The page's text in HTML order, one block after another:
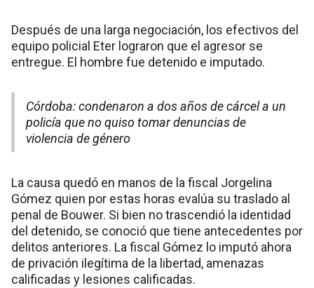
Después de una larga negociación, los efectivos del
equipo policial Eter lograron que el agresor se
entregue. El hombre fue detenido e imputado.
Córdoba: condenaron a dos años de cárcel a un
policía que no quiso tomar denuncias de
violencia de género
La causa quedó en manos de la fiscal Jorgelina
Gómez quien por estas horas evalúa su traslado al
penal de Bouwer. Si bien no trascendió la identidad
del detenido, se conoció que tiene antecedentes por
delitos anteriores. La fiscal Gómez lo imputó ahora
de privación ilegítima de la libertad, amenazas
calificadas y lesiones calificadas.